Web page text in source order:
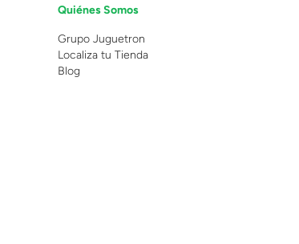
Quiénes Somos
Grupo Juguetron
Localiza tu Tienda
Blog